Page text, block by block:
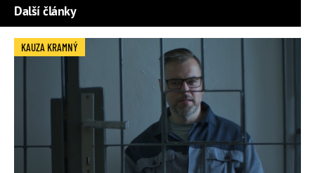
Další články
KAUZA KRAMNÝ